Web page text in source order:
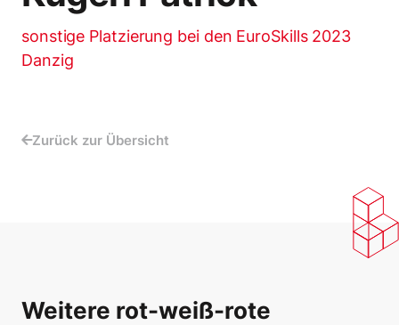
sonstige Platzierung bei den EuroSkills 2023
Danzig
Zurück zur Übersicht
Weitere rot-weiß-rote